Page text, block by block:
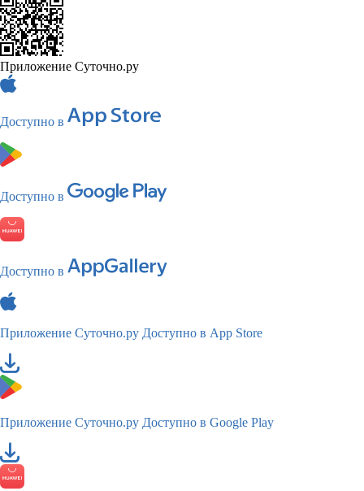
Приложение Суточно.ру
Доступно в
Доступно в
Доступно в
Приложение Суточно.ру Доступно в App Store
Приложение Суточно.ру Доступно в Google Play